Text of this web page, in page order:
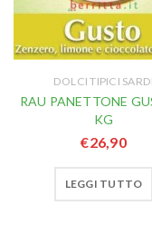
DOLCI TIPICI SARDI
RAU PANETTONE
KG
€26,90
LEGGI TUTTO